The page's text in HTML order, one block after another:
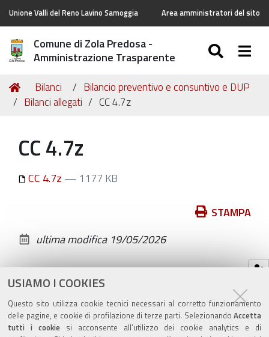
USIAMO I COOKIES
Questo sito utilizza cookie tecnici necessari al corretto funzionamento
delle pagine, e cookie di profilazione di terze parti. Selezionando Accetta
tutti i cookiesi acconsente all’utilizzo dei cookie analytics e di
Unione Valli del Reno Lavino Samoggia Area amministratori del sito
Comune di Zola Predosa -
Amministrazione Trasparente
Tu
sei
Home
Bilanci
Bilancio preventivo e consuntivo e DUP
Bilanci allegati
CC 4.7z
CC 4.7z
CC 4.7z — 1177 KB
documento
STAMPA
ultima modifica 19/05/2026
Valuta questo sito